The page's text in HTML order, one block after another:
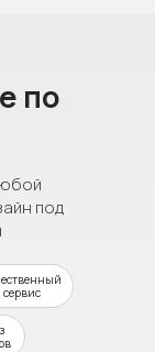
по
под
сервис